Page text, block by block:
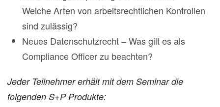
Welche Arten von arbeitsrechtlichen Kontrollen
sind zulässig?
Neues Datenschutzrecht – Was gilt es als
Compliance Officer zu beachten?
Jeder Teilnehmer erhält mit dem Seminar die
folgenden S+P Produkte: